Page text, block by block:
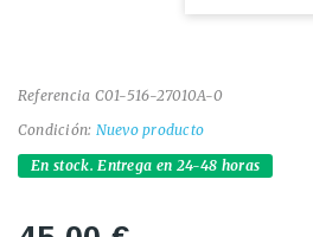
Referencia C01-516-27010A-0
Condición: Nuevo producto
En stock. Entrega en 24-48 horas